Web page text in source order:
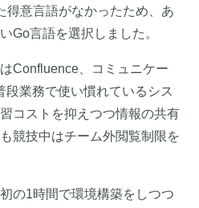
得意言語がなかったため、あ
Go言語を選択しました。
Confluence、コミュニケー
段業務で使い慣れているシス
コストを抑えつつ情報の共有
競技中はチーム外閲覧制限を
の1時間で環境構築をしつつ